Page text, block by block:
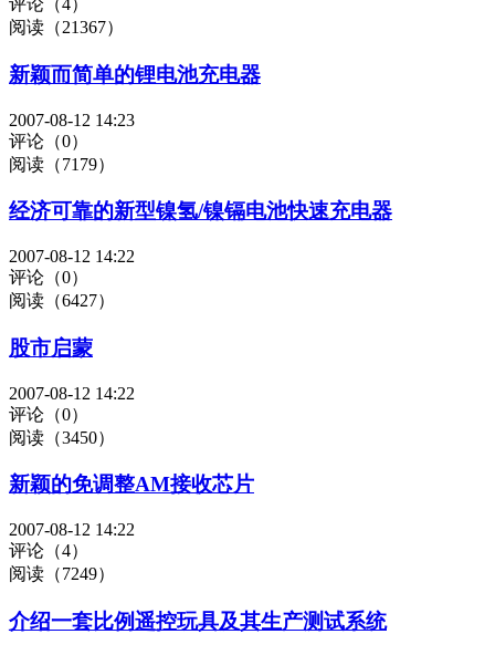
评论（4）
阅读（21367）
新颖而简单的锂电池充电器
2007-08-12 14:23
评论（0）
阅读（7179）
经济可靠的新型镍氢/镍镉电池快速充电器
2007-08-12 14:22
评论（0）
阅读（6427）
股市启蒙
2007-08-12 14:22
评论（0）
阅读（3450）
新颖的免调整AM接收芯片
2007-08-12 14:22
评论（4）
阅读（7249）
介绍一套比例遥控玩具及其生产测试系统